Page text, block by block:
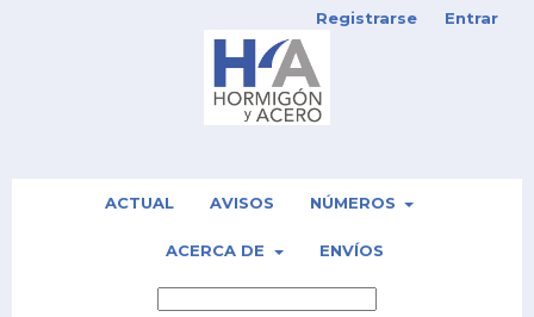
ACTUAL AVISOS NÚMEROS
ACERCA DE ENVÍOS
Registrarse Entrar